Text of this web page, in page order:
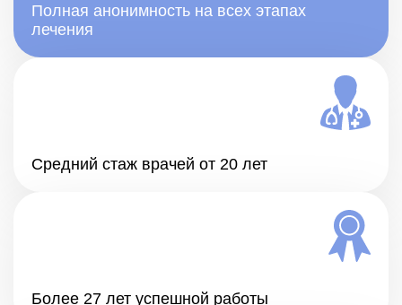
Полная анонимность на всех этапах
лечения
Средний стаж врачей от 20 лет
Более 27 лет успешной работы